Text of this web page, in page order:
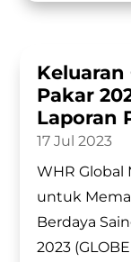
Keluaran
Pakar
Laporan
17 Jul 2023
WHR
untuk
Berdaya
2023